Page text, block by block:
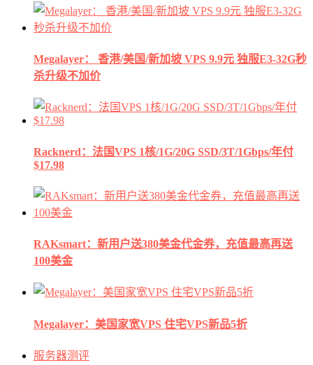
Megalayer： 香港/美国/新加坡 VPS 9.9元 独服E3-32G秒
杀升级不加价
Racknerd：法国VPS 1核/1G/20G SSD/3T/1Gbps/年付
$17.98
RAKsmart：新用户送380美金代金券，充值最高再送
100美金
Megalayer：美国家宽VPS 住宅VPS新品5折
服务器测评